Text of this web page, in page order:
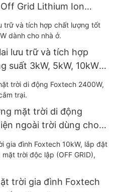
Grid Lithium Ion
5kw.
lưu trữ và tích hợp
suất 3kW, 5kW, 10kW
mặt trời di động
ngoài trời dùng cho
trời gia đình Foxtech